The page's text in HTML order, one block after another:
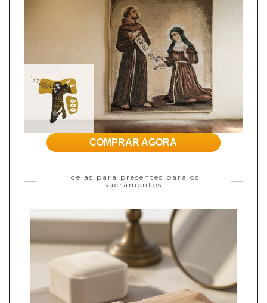
COMPRAR AGORA
Ideias para presentes para os
sacramentos